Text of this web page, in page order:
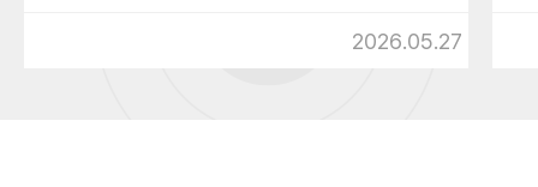
2026.05.27